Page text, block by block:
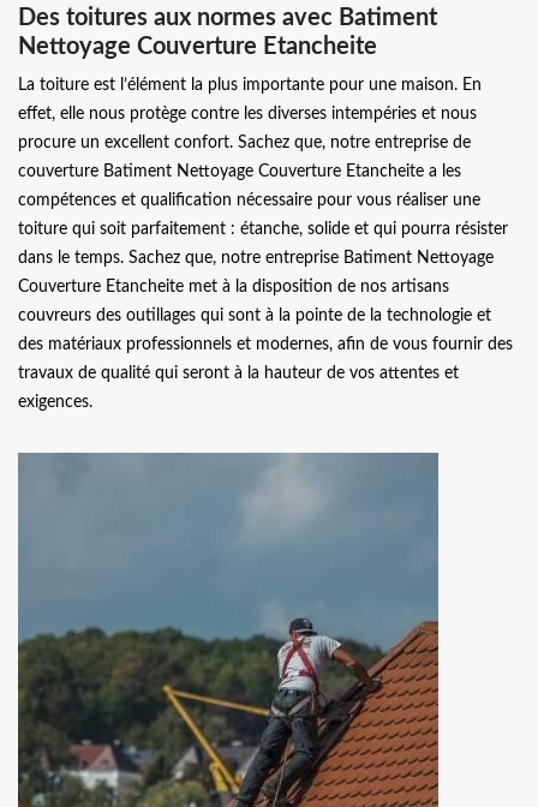
Des toitures aux normes avec Batiment
Nettoyage Couverture Etancheite
La toiture est l’élément la plus importante pour une maison. En
effet, elle nous protège contre les diverses intempéries et nous
procure un excellent confort. Sachez que, notre entreprise de
couverture Batiment Nettoyage Couverture Etancheite a les
compétences et qualification nécessaire pour vous réaliser une
toiture qui soit parfaitement : étanche, solide et qui pourra résister
dans le temps. Sachez que, notre entreprise Batiment Nettoyage
Couverture Etancheite met à la disposition de nos artisans
couvreurs des outillages qui sont à la pointe de la technologie et
des matériaux professionnels et modernes, afin de vous fournir des
travaux de qualité qui seront à la hauteur de vos attentes et
exigences.